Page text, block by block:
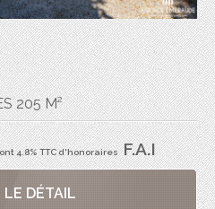
205 M²
4.8% TTC d'honorairesF.A.I
LE DÉTAIL